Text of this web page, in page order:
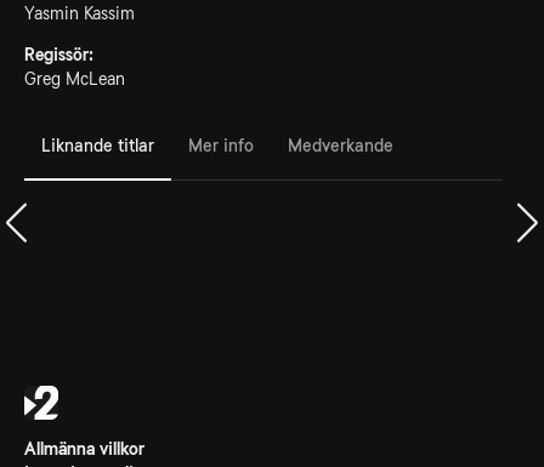
Yasmin Kassim
Regissör:
Greg McLean
Liknande titlar Mer info Medverkande
Allmänna villkor